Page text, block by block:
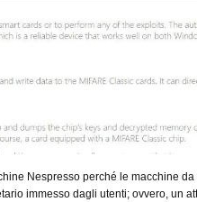
Nespresso perché le macchine da
immesso dagli utenti; ovvero, un